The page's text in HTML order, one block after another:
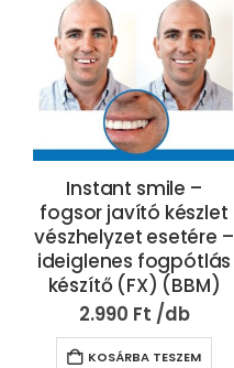
Instant smile –
fogsor javító készlet
vészhelyzet esetére –
ideiglenes fogpótlás
készítő (FX) (BBM)
2.990 Ft
KOSÁRBA TESZEM